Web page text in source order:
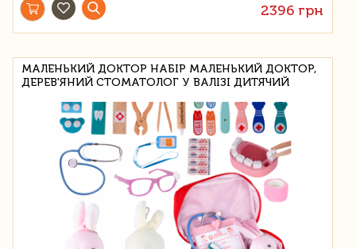
2396 грн
МАЛЕНЬКИЙ ДОКТОР НАБІР МАЛЕНЬКИЙ ДОКТОР,
ДЕРЕВ'ЯНИЙ СТОМАТОЛОГ У ВАЛІЗІ ДИТЯЧИЙ